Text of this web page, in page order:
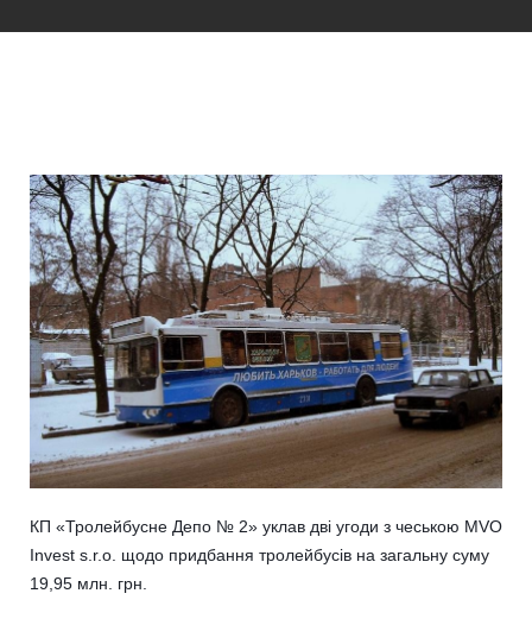
КП «Тролейбусне Депо № 2» уклав дві угоди з чеською MVO
Invest s.r.o. щодо придбання тролейбусів на загальну суму
19,95 млн. грн.